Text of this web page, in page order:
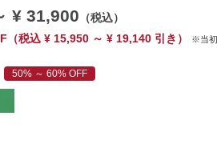
¥ 31,900 （税込）
（税込 ¥ 15,950 ～ ¥ 19,140 引き） ※当
50% ～ 60% OFF